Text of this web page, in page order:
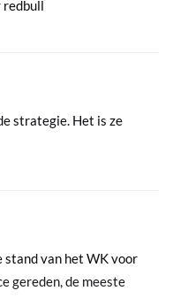
redbull
strategie. Het is ze
stand van het WK voor
gereden, de meeste